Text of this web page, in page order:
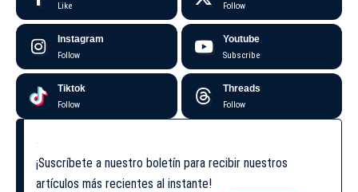
Like Follow
Instagram
Follow
Youtube
Subscribe
Tiktok
Follow
Threads
Follow
¡Suscríbete a nuestro boletín para recibir nuestros
artículos más recientes al instante!